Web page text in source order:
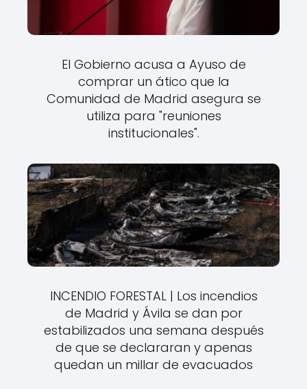
El Gobierno acusa a Ayuso de
comprar un ático que la
Comunidad de Madrid asegura se
utiliza para "reuniones
institucionales".
INCENDIO FORESTAL | Los incendios
de Madrid y Ávila se dan por
estabilizados una semana después
de que se declararan y apenas
quedan un millar de evacuados